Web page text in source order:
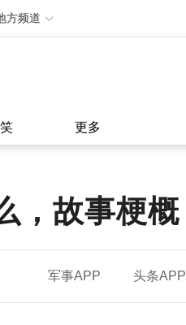
方频道
更多
，故事梗概
军事APP 头条APP